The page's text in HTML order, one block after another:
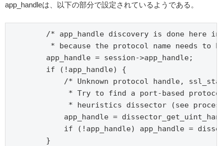
app_handleは、以下の部分で設定されているようである。
/* app_handle discovery is done here
* because the protocol name needs to
        app_handle = session->app_handle;
        if (!app_handle) {
/* Unknown protocol handle,
* Try to find a port-based
* heuristics dissector (see
app_handle =
if (!app_handle) app_handle =
        }